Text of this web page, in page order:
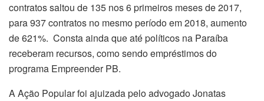
contratos saltou de 135 nos 6 primeiros meses de 2017,
para 937 contratos no mesmo período em 2018, aumento
de 621%. Consta ainda que até políticos na Paraíba
receberam recursos, como sendo empréstimos do
programa Empreender PB.
A Ação Popular foi ajuizada pelo advogado Jonatas